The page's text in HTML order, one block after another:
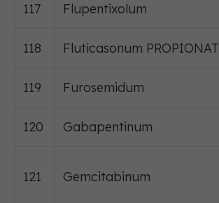
117 Flupentixolum
118 Fluticasonum PROPIONAT
119 Furosemidum
120 Gabapentinum
121 Gemcitabinum